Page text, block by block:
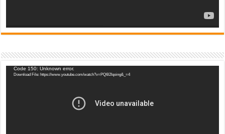
Video
Player
Code 150: Unknown error.
Download File: https://www.youtube.com/watch?v=PQ6l2Iqoing&_=4